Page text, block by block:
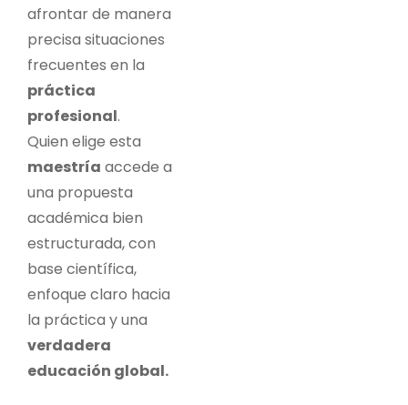
afrontar de manera
precisa situaciones
frecuentes en la
práctica
profesional.
Quien elige esta
maestría accede a
una propuesta
académica bien
estructurada, con
base científica,
enfoque claro hacia
la práctica y una
verdadera
educación global.